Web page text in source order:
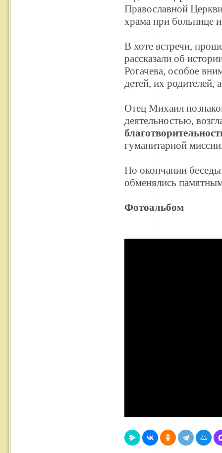
Православной
храма при больнице
В хоте встречи,
рассказали об
Рогачева, особое
детей, их родителей,
Отец Михаил
деятельностью,
гуманитарной
По окончании
обменялись
Фотоальбом